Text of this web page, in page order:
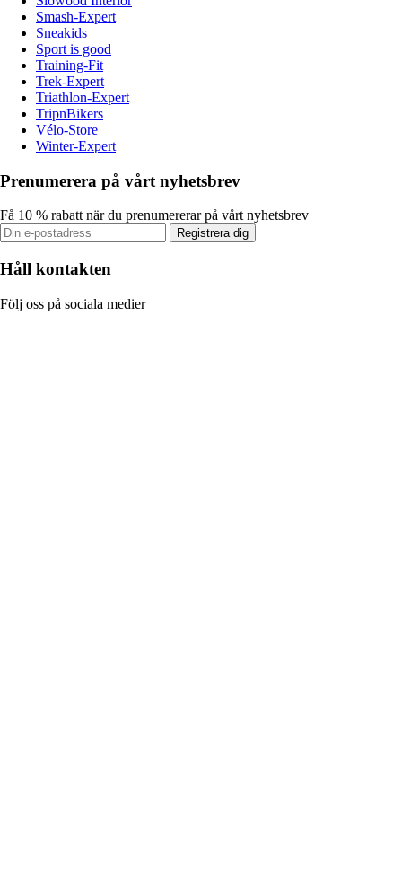
Smash-Expert
Sneakids
Sport is good
Training-Fit
Trek-Expert
Triathlon-Expert
TripnBikers
Vélo-Store
Winter-Expert
Prenumerera på vårt nyhetsbrev
Få 10 % rabatt när du prenumererar på vårt nyhetsbrev
Registrera dig
Håll kontakten
Följ oss på sociala medier